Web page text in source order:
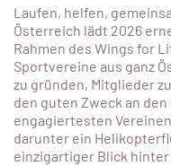
Laufen, helfen,
Österreich lädt 2026
Rahmen des Wings for
Sportvereine aus ganz
zu gründen, Mitglieder
den guten Zweck an
engagiertesten
darunter ein
einzigartiger Blick hinter